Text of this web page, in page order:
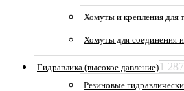
Хомуты и крепления для
Хомуты для соединения
Гидравлика (высокое давление) 1 287
Резиновые